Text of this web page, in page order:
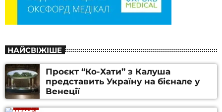
НАЙСВІЖІШЕ
Проєкт “Ко-Хати” з Калуша
представить Україну на бієнале у
Венеції